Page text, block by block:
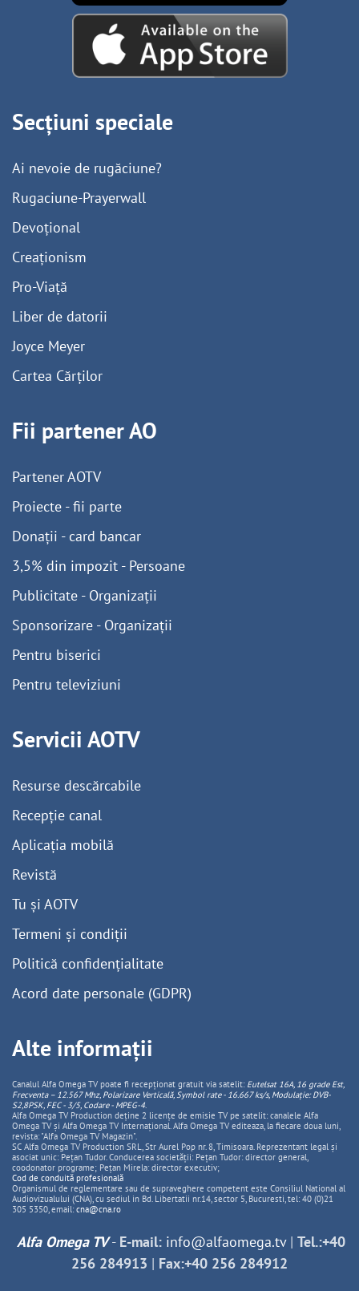
Secțiuni speciale
Ai nevoie de rugăciune?
Rugaciune-Prayerwall
Devoțional
Creaționism
Pro-Viață
Liber de datorii
Joyce Meyer
Cartea Cărților
Fii partener AO
Partener AOTV
Proiecte - fii parte
Donații - card bancar
3,5% din impozit - Persoane
Publicitate - Organizații
Sponsorizare - Organizații
Pentru biserici
Pentru televiziuni
Servicii AOTV
Resurse descărcabile
Recepție canal
Aplicația mobilă
Revistă
Tu și AOTV
Termeni și condiții
Politică confidențialitate
Acord date personale (GDPR)
Alte informații
Canalul Alfa Omega TV poate fi recepționat gratuit via satelit: Eutelsat 16A, 16 grade Est,
Frecventa – 12.567 Mhz, PolarizareVerticală, Symbol rate - 16.667 ks/s, Modulație: DVB-
S2,8PSK, FEC - 3/5, Codare - MPEG-4.
Alfa Omega TV Production deține 2 licențe de emisie TV pe satelit: canalele Alfa
Omega TV și Alfa Omega TV Internațional. Alfa Omega TV editeaza, la fiecare doua luni,
revista: "Alfa Omega TV Magazin".
SC Alfa Omega TV Production SRL, Str Aurel Pop nr. 8, Timisoara. Reprezentant legal și
asociat unic: Pețan Tudor. Conducerea societății: Pețan Tudor: director general,
coodonator programe; Pețan Mirela: director executiv;
Cod de conduită profesională
Organismul de reglementare sau de supraveghere competent este Consiliul National al
Audiovizualului (CNA), cu sediul in Bd. Libertatii nr.14, sector 5, Bucuresti, tel: 40 (0)21
305 5350, email: cna@cna.ro
Alfa Omega TV- E-mail: info@alfaomega.tv| Tel.:+40
256 284913 | Fax:+40 256 284912